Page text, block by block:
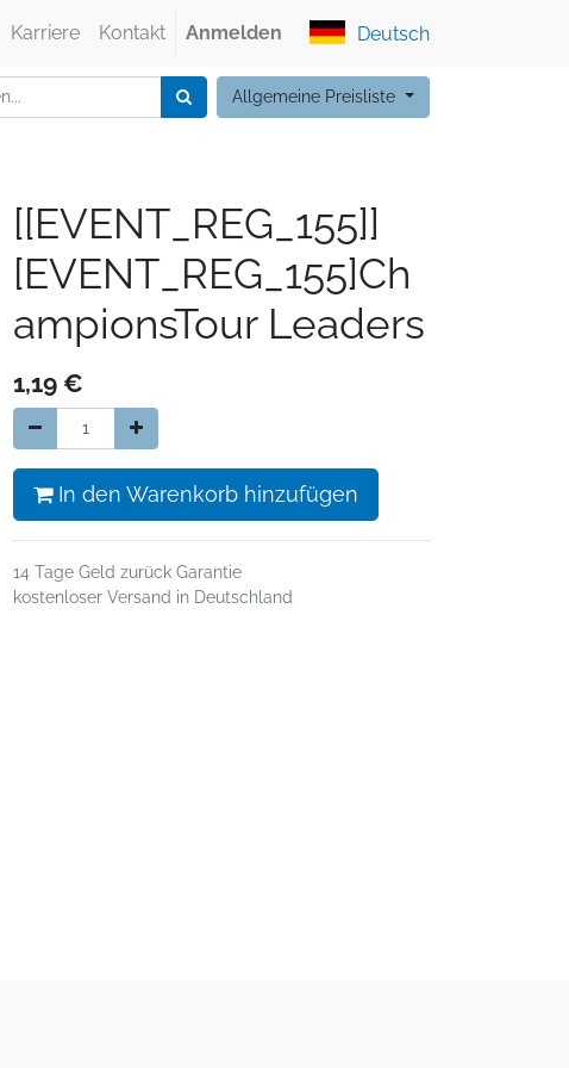
Karriere Kontakt Anmelden Deutsch
Allgemeine Preisliste
[[EVENT_REG_155]]
[EVENT_REG_155]Ch
ampionsTour Leaders
1,19 €
In den Warenkorb hinzufügen
14 Tage Geld zurück Garantie
kostenloser Versand in Deutschland